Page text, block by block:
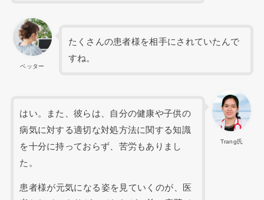
ベッター
たくさんの患者様を相手にされていたんで
すね。
Trang氏
はい。また、彼らは、自分の健康や子供の
病気に対する適切な対処方法に関する知識
を十分に持っておらず、苦労もありまし
た。
患者様が元気になる姿を見ていくのが、医